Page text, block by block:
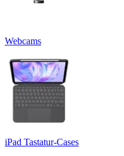
Webcams
iPad Tastatur-Cases